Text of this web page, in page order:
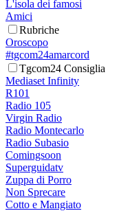
L'isola dei famosi
Amici
Rubriche
Oroscopo
#tgcom24amarcord
Tgcom24 Consiglia
Mediaset Infinity
R101
Radio 105
Virgin Radio
Radio Montecarlo
Radio Subasio
Comingsoon
Superguidatv
Zuppa di Porro
Non Sprecare
Cotto e Mangiato